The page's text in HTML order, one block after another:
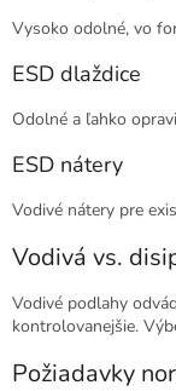
Vysoko odolné, vo
ESD dlaždice
Odolné a ľahko
ESD nátery
Vodivé nátery pre
Vodivá vs.
Vodivé podlahy
kontrolovanejšie.
Požiadavky